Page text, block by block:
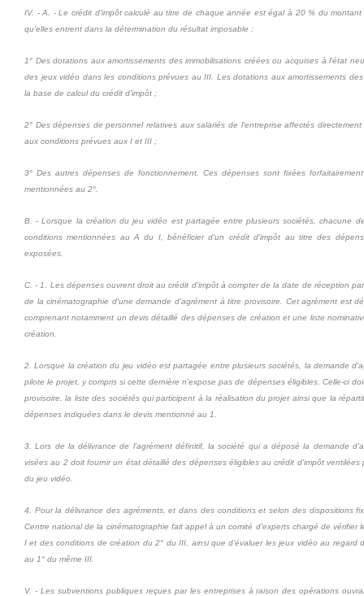
IV. - A. - Le crédit d'impôt calculé au titre de chaque année est égal à 20 % du
qu'elles entrent dans la détermination du résultat imposable :
1° Des dotations aux amortissements des immobilisations créées ou acquises à l'état
des jeux vidéo dans les conditions prévues au III. Les dotations aux amortissements
la base de calcul du crédit d'impôt ;
2° Des dépenses de personnel relatives aux salariés de l'entreprise affectés
aux conditions prévues aux I et III ;
3° Des autres dépenses de fonctionnement. Ces dépenses sont fixées
mentionnées au 2°.
B. - Lorsque la création du jeu vidéo est partagée entre plusieurs sociétés, chacune
conditions mentionnées au A du I, bénéficier d'un crédit d'impôt au titre des
exposées.
C. - 1. Les dépenses ouvrent droit au crédit d'impôt à compter de la date de réception
de la cinématographie d'une demande d'agrément à titre provisoire. Cet agrément est
comprenant notamment un devis détaillé des dépenses de création et une liste
création.
2. Lorsque la création du jeu vidéo est partagée entre plusieurs sociétés, la demande
pilote le projet, y compris si cette dernière n'expose pas de dépenses éligibles. Celle-ci
provisoire, la liste des sociétés qui participent à la réalisation du projet ainsi que la
dépenses indiquées dans le devis mentionné au 1.
3. Lors de la délivrance de l'agrément définitif, la société qui a déposé la demande
visées au 2 doit fournir un état détaillé des dépenses éligibles au crédit d'impôt
du jeu vidéo.
4. Pour la délivrance des agréments, et dans des conditions et selon des dispositions
Centre national de la cinématographie fait appel à un comité d'experts chargé de vérifier
I et des conditions de création du 2° du III, ainsi que d'évaluer les jeux vidéo au regard
au 1° du même III.
V. - Les subventions publiques reçues par les entreprises à raison des opérations